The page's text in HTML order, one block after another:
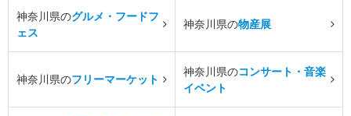
神奈川県のグルメ・フードフ
ェス
神奈川県の物産展
神奈川県のフリーマーケット
神奈川県のコンサート・音楽
イベント